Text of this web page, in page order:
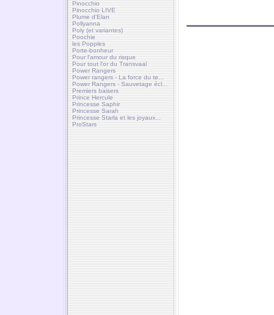
Pinocchio
Pinocchio LIVE
Plume d'Elan
Pollyanna
Poly (et variantes)
Poochie
les Popples
Porte-bonheur
Pour l'amour du risque
Pour tout l'or du Transvaal
Power Rangers
Power rangers - La force du te...
Power Rangers - Sauvetage écl...
Premiers baisers
Prince Hercule
Princesse Saphir
Princesse Sarah
Princesse Starla et les joyaux...
ProStars